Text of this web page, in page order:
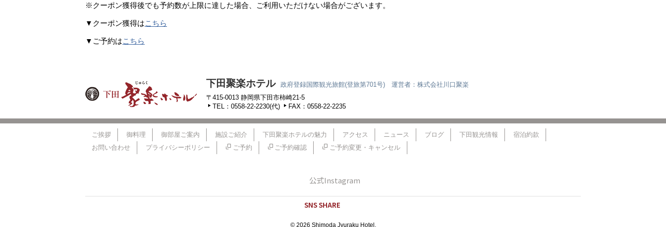
※クーポン獲得後でも予約数が上限に達した場合、ご利用いただけない場合がございます。
▼クーポン獲得はこちら
▼ご予約はこちら
下田聚楽ホテル
政府登録国際観光旅館(登旅第701号) 運営者：株式会社川口聚楽
〒415-0013 静岡県下田市柿崎21-5
TEL： 0558-22-2230(代) FAX：0558-22-2235
ご挨拶 御料理 御部屋ご案内 施設ご紹介 下田聚楽ホテルの魅力 アクセス ニュース ブログ 下田観光情報
宿泊約款
お問い合わせ
プライバシーポリシー ご予約 ご予約確認 ご予約変更・キャンセル
公式Instagram
SNS SHARE
© 2026 Shimoda Jyuraku Hotel.